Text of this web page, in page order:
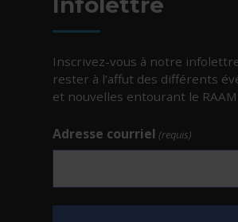
Inscrivez-vous à notre
rester à l’affut des différents
et nouvelles entourant le
Adresse courriel (requis)